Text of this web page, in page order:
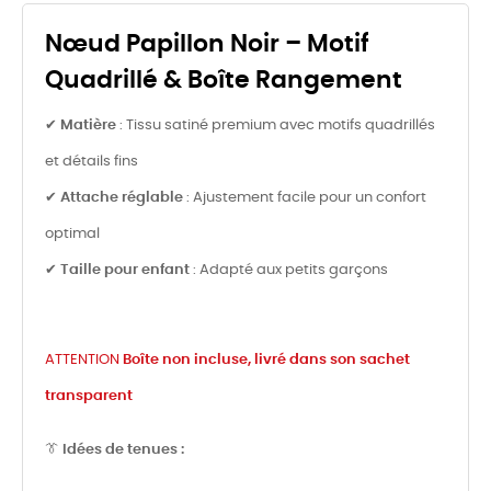
Nœud Papillon Noir – Motif
Quadrillé & Boîte Rangement
✔ Matière : Tissu satiné premium avec motifs quadrillés
et détails fins
✔ Attache réglable : Ajustement facile pour un confort
optimal
✔ Taille pour enfant : Adapté aux petits garçons
ATTENTION Boîte non incluse, livré dans son sachet
transparent
👔 Idées de tenues :